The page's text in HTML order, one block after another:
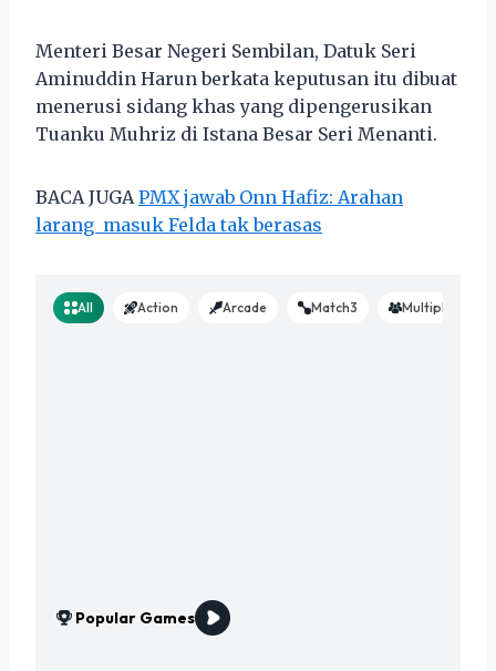
Menteri Besar Negeri Sembilan, Datuk Seri
Aminuddin Harun berkata keputusan itu dibuat
menerusi sidang khas yang dipengerusikan
Tuanku Muhriz di Istana Besar Seri Menanti.
BACA JUGA PMX jawab Onn Hafiz: Arahan
larang masuk Felda tak berasas